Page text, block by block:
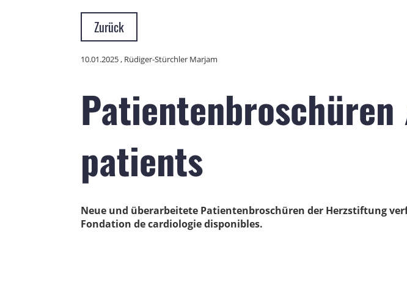
Zurück
10.01.2025, Rüdiger-Stürchler Marjam
patients
Neue und überarbeitete Patientenbroschüren der Herzstiftung
Fondation de cardiologie disponibles.